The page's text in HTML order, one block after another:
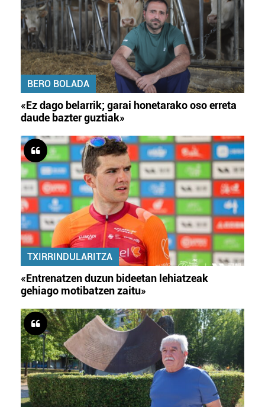
BERO BOLADA
«Ez dago belarrik; garai honetarako oso erreta
daude bazter guztiak»
TXIRRINDULARITZA
«Entrenatzen duzun bideetan lehiatzeak
gehiago motibatzen zaitu»